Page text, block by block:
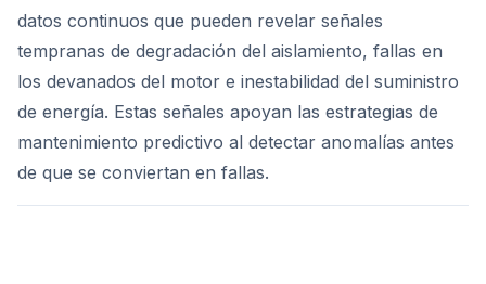
datos continuos que pueden revelar señales
tempranas de degradación del aislamiento, fallas en
los devanados del motor e inestabilidad del suministro
de energía. Estas señales apoyan las estrategias de
mantenimiento predictivo al detectar anomalías antes
de que se conviertan en fallas.